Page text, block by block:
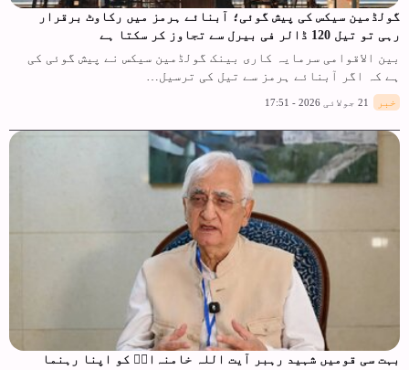
گولڈمین سیکس کی پیش گوئی؛ آبنائے ہرمز میں رکاوٹ برقرار
رہی تو تیل 120 ڈالر فی بیرل سے تجاوز کر سکتا ہے
بین الاقوامی سرمایہ کاری بینک گولڈمین سیکس نے پیش گوئی کی
ہے کہ اگر آبنائے ہرمز سے تیل کی ترسیل…
خبر 21 جولائی 2026 - 17:51
بہت سی قومیں شہید رہبر آیت اللہ خامنہ‌ایؒ کو اپنا رہنما